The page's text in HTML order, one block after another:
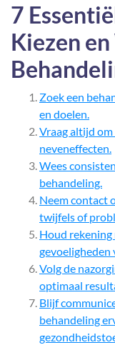
7
Kiezen
Zoek een
en doelen.
Vraag altijd
neveneffecten.
Wees
behandeling.
Neem contact
twijfels of
Houd
gevoeligheden
Volg de
optimaal
Blijf
behandeling